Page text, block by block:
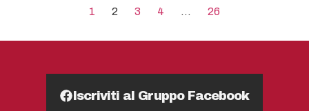
1 2 3 4 … 26
Iscriviti al Gruppo Facebook